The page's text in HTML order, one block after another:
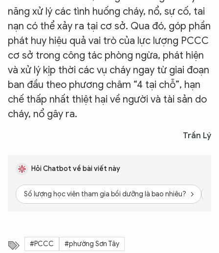
năng xử lý các tình huống cháy, nổ, sự cố, tai
nạn có thể xảy ra tại cơ sở. Qua đó, góp phần
phát huy hiệu quả vai trò của lực lượng PCCC
cơ sở trong công tác phòng ngừa, phát hiện
và xử lý kịp thời các vụ cháy ngay từ giai đoạn
ban đầu theo phương châm “4 tại chỗ”, hạn
chế thấp nhất thiệt hại về người và tài sản do
cháy, nổ gây ra.
Trần Lý
Hỏi Chatbot về bài viết này
Số lượng học viên tham gia bồi dưỡng là bao nhiêu?
#PCCC #phường Sơn Tây